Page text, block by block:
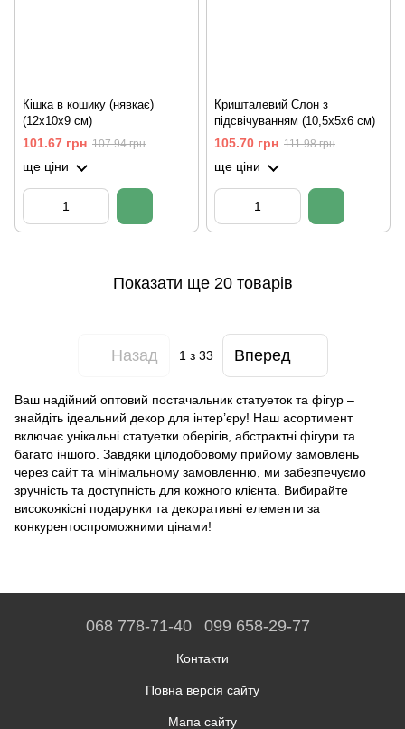
Кішка в кошику (нявкає)
(12х10х9 см)
101.67 грн 107.94 грн
ще ціни
Кришталевий Слон з
підсвічуванням (10,5х5х6 см)
105.70 грн 111.98 грн
ще ціни
Показати ще 20 товарів
Назад 1з 33 Вперед
Ваш надійний оптовий постачальник статуеток та фігур –
знайдіть ідеальний декор для інтер’єру! Наш асортимент
включає унікальні статуетки оберігів, абстрактні фігури та
багато іншого. Завдяки цілодобовому прийому замовлень
через сайт та мінімальному замовленню, ми забезпечуємо
зручність та доступність для кожного клієнта. Вибирайте
високоякісні подарунки та декоративні елементи за
конкурентоспроможними цінами!
068 778-71-40 099 658-29-77
Контакти
Повна версія сайту
Мапа сайту